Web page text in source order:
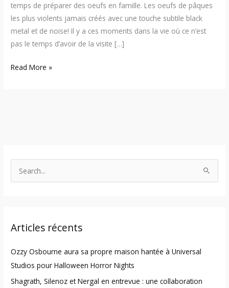
temps de préparer des oeufs en famille. Les oeufs de pâques
les plus violents jamais créés avec une touche subtile black
metal et de noise! Il y a ces moments dans la vie où ce n’est
pas le temps d’avoir de la visite […]
Read More »
c
f
o
r
Articles récents
Ozzy Osbourne aura sa propre maison hantée à Universal
Studios pour Halloween Horror Nights
Shagrath, Silenoz et Nergal en entrevue : une collaboration